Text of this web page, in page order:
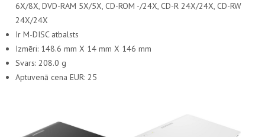
6X/8X, DVD-RAM 5X/5X, CD-ROM -/24X, CD-R 24X/24X, CD-RW
24X/24X
Ir M-DISC atbalsts
Izmēri: 148.6 mm X 14 mm X 146 mm
Svars: 208.0 g
Aptuvenā cena EUR: 25